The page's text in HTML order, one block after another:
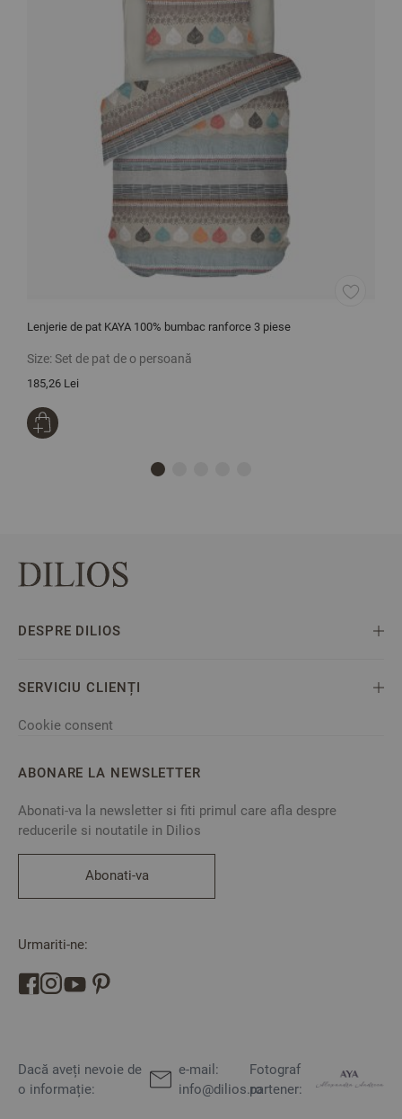
Lenjerie de pat KAYA 100% bumbac ranforce 3 piese
Size:Set de pat de o persoană
185,26 Lei
DESPRE DILIOS
SERVICIU CLIENȚI
Cookie consent
ABONARE LA NEWSLETTER
Abonati-va la newsletter si fiti primul care afla despre
reducerile si noutatile in Dilios
Abonati-va
Urmariti-ne:
Dacă aveți nevoie de
o informație:
e-mail:
info@dilios.ro
Fotograf
partener: